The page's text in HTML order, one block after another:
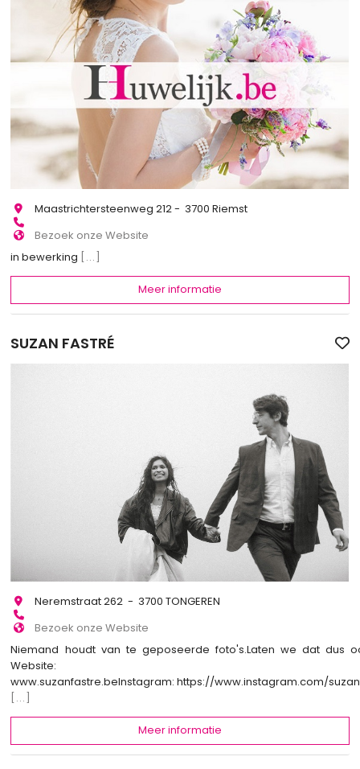
Maastrichtersteenweg 212 - 3700 Riemst
Bezoek onze Website
in bewerking [...]
Meer informatie
SUZAN FASTRÉ
Neremstraat 262 - 3700 TONGEREN
Bezoek onze Website
Niemand houdt van te geposeerde foto's.Laten we dat dus
Website:
www.suzanfastre.beInstagram: https://www.instagram.com/
[...]
Meer informatie